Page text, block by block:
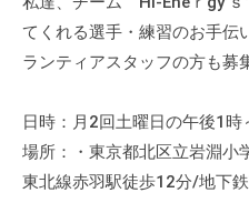
てくれる選手・練習のお手伝
ランティアスタッフの方も募
日時：月2回土曜日の午後
場所：・東京都北区立岩淵
東北線赤羽駅徒歩12分/地下